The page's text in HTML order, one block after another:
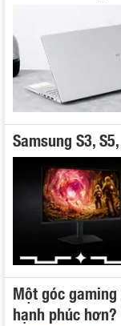
Samsung S3,
Một góc
hạnh phúc hơn?